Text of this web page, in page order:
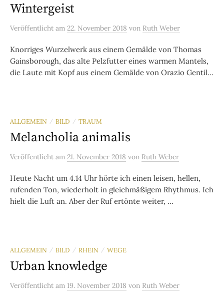
Wintergeist
Veröffentlicht am 22. November 2018 von Ruth Weber
Knorriges Wurzelwerk aus einem Gemälde von Thomas
Gainsborough, das alte Pelzfutter eines warmen Mantels,
die Laute mit Kopf aus einem Gemälde von Orazio Gentil...
ALLGEMEIN / BILD / TRAUM
Melancholia animalis
Veröffentlicht am 21. November 2018 von Ruth Weber
Heute Nacht um 4.14 Uhr hörte ich einen leisen, hellen,
rufenden Ton, wiederholt in gleichmäßigem Rhythmus. Ich
hielt die Luft an. Aber der Ruf ertönte weiter, ...
ALLGEMEIN / BILD / RHEIN / WEGE
Urban knowledge
Veröffentlicht am 19. November 2018 von Ruth Weber